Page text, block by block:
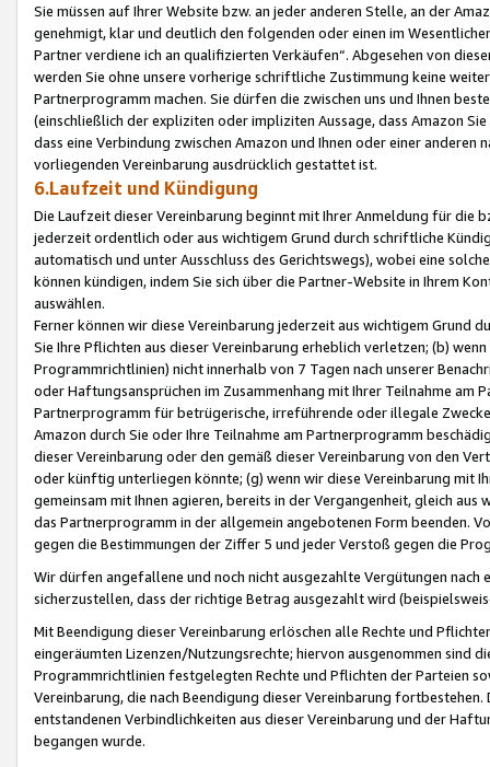
Sie müssen auf Ihrer Website bzw. an jeder anderen Stelle, an der
genehmigt, klar und deutlich den folgenden oder einen im
Partner verdiene ich an qualifizierten Verkäufen“. Abgesehen von
werden Sie ohne unsere vorherige schriftliche Zustimmung keine
Partnerprogramm machen. Sie dürfen die zwischen uns und Ihnen
(einschließlich der expliziten oder impliziten Aussage, dass Amazon
dass eine Verbindung zwischen Amazon und Ihnen oder einer
vorliegenden Vereinbarung ausdrücklich gestattet ist.
6.Laufzeit und Kündigung
Die Laufzeit dieser Vereinbarung beginnt mit Ihrer Anmeldung für die
jederzeit ordentlich oder aus wichtigem Grund durch schriftliche
automatisch und unter Ausschluss des Gerichtswegs), wobei eine
können kündigen, indem Sie sich über die Partner-Website in Ihrem
auswählen.
Ferner können wir diese Vereinbarung jederzeit aus wichtigem Grund
Sie Ihre Pflichten aus dieser Vereinbarung erheblich verletzen; (b)
Programmrichtlinien) nicht innerhalb von 7 Tagen nach unserer
oder Haftungsansprüchen im Zusammenhang mit Ihrer Teilnahme am
Partnerprogramm für betrügerische, irreführende oder illegale
Amazon durch Sie oder Ihre Teilnahme am Partnerprogramm
dieser Vereinbarung oder den gemäß dieser Vereinbarung von den
oder künftig unterliegen könnte; (g) wenn wir diese Vereinbarung mit
gemeinsam mit Ihnen agieren, bereits in der Vergangenheit, gleich
das Partnerprogramm in der allgemein angebotenen Form beenden.
gegen die Bestimmungen der Ziffer 5 und jeder Verstoß gegen die
Wir dürfen angefallene und noch nicht ausgezahlte Vergütungen
sicherzustellen, dass der richtige Betrag ausgezahlt wird
Mit Beendigung dieser Vereinbarung erlöschen alle Rechte und
eingeräumten Lizenzen/Nutzungsrechte; hiervon ausgenommen sind
Programmrichtlinien festgelegten Rechte und Pflichten der Parteien
Vereinbarung, die nach Beendigung dieser Vereinbarung
entstandenen Verbindlichkeiten aus dieser Vereinbarung und der
begangen wurde.